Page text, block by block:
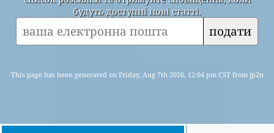
будуть доступні нові статті.
подати
This page has been generated on Friday, Aug 7th 2026, 12:04 pm CST from jp2n